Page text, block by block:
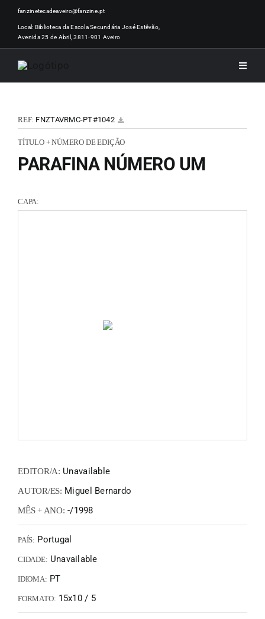
Skip
content
fanzinetecadeaveiro@fanzine.pt
Local: Biblioteca da Escola Secundária José Estêvão,
Avenida 25 de Abril, 3811-901 Aveiro
Toggle
REF: FNZTAVRMC-PT#1042
TÍTULO + NÚMERO DE EDIÇÃO
PARAFINA NÚMERO UM
CAPA:
EDITOR/A: Unavailable
AUTOR/ES: Miguel Bernardo
MÊS + ANO: -/1998
PAÍS: Portugal
CIDADE: Unavailable
IDIOMA: PT
FORMATO: 15x10 / 5